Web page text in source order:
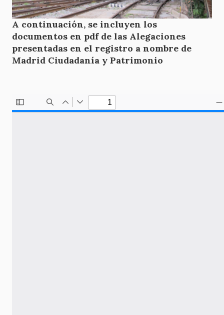
A continuación, se incluyen los
documentos en pdf de las Alegaciones
presentadas en el registro a nombre de
Madrid Ciudadanía y Patrimonio